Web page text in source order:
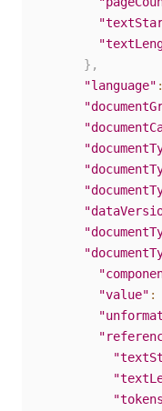
} ,
"language" :
"value" :